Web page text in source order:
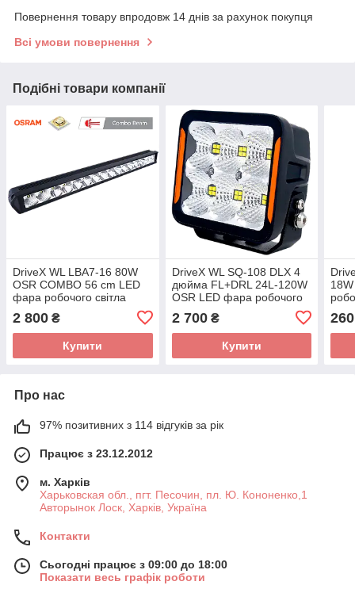
Повернення товару впродовж 14 днів за рахунок покупця
Всі умови повернення
Подібні товари компанії
DriveX WL LBA7-16 80W
OSR COMBO 56 cm LED
фара робочого світла
2 800 ₴
Купити
DriveX WL SQ-108 DLX 4
дюйма FL+DRL 24L-120W
OSR LED фара робочого
2 700₴
Купити
260
Про нас
97% позитивних з 114 відгуків за рік
Працює з 23.12.2012
м. Харків
Харьковская обл., пгт. Песочин, пл. Ю. Кононенко,1
Авторынок Лоск, Харків, Україна
Контакти
Сьогодні працює з 09:00 до 18:00
Показати весь графік роботи